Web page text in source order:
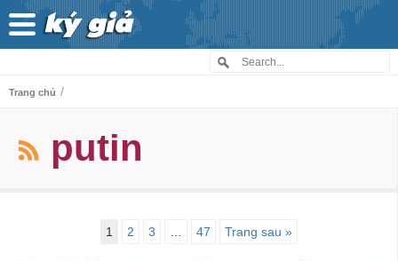
Trang chủ /
putin
1 2 3 47 Trang sau »